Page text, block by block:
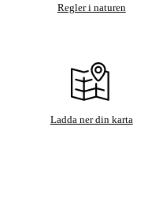
Regler i naturen
Ladda ner din karta